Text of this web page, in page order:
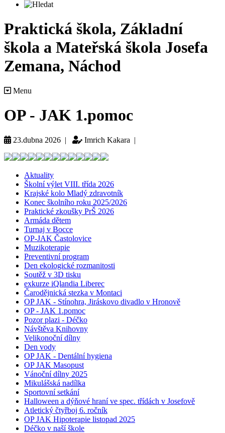
Praktická škola, Základní
škola a Mateřská škola Josefa
Zemana, Náchod
Menu
OP - JAK 1.pomoc
23.dubna 2026 | Imrich Kakara |
Aktuality
Školní výlet VIII. třída 2026
Krajské kolo Mladý zdravotník
Konec školního roku 2025/2026
Praktické zkoušky PrŠ 2026
Armáda dětem
Turnaj v Bocce
OP-JAK Častolovice
Muzikoterapie
Preventivní program
Den ekologické rozmanitosti
Soutěž v 3D tisku
exkurze iQlandia Liberec
Čarodějnická stezka v Montaci
OP JAK - Stínohra, Jiráskovo divadlo v Hronově
OP - JAK 1.pomoc
Pozor plazi - Déčko
Návštěva Knihovny
Velikonoční dílny
Den vody
OP JAK - Dentální hygiena
OP JAK Masopust
Vánoční dílny 2025
Mikulášská nadílka
Sportovní setkání
Halloween a dýňové hraní ve spec. třídách v Josefově
Atletický čtyřboj 6. ročník
OP JAK Hipoterapie listopad 2025
Déčko v naší škole